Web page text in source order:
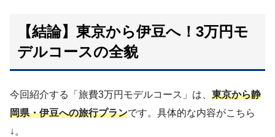
【結論】東京から伊豆へ！3万円モ
デルコースの全貌
今回紹介する「旅費3万円モデルコース」は、 東京から静
岡県・伊豆への旅行プランです。具体的な内容がこちら
↓。